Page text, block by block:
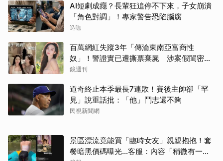
AI短劇成癮？長輩狂追停不下來，子女崩潰
「角色對調」！專家警告恐陷腦腐
造咖
百萬網紅失蹤3年「傳淪東南亞富商性
奴」！警證實已遭撕票棄屍 涉案假閨密近
況曝光
鏡週刊
道奇終止本季最長7連敗！賽後主帥卻「罕
見」說重話批：「他」鬥志還不夠
民視新聞網
景區漂流竟能買「臨時女友」親親抱抱！套
餐暗黑價碼曝光…客服：內容「稍微有一點